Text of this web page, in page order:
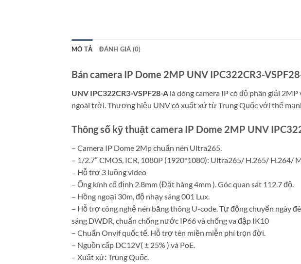
MÔ TẢ ĐÁNH GIÁ (0)
Bán camera IP Dome 2MP UNV IPC322CR3-
UNV IPC322CR3-VSPF28-A là dòng camera IP có độ phân giải
ngoài trời. Thương hiệu UNV có xuất xứ từ Trung Quốc với thế
Thông số kỹ thuật camera IP Dome 2MP UNV
– Camera IP Dome 2Mp chuẩn nén Ultra265.
– 1/2.7″ CMOS, ICR, 1080P (1920*1080): Ultra265/ H.265/ H.264/
– Hỗ trợ 3 luồng video
– Ống kính cố định 2.8mm (Đặt hàng 4mm ). Góc quan sát 112.7 độ.
– Hồng ngoại 30m, độ nhạy sáng 001 Lux.
– Hỗ trợ công nghệ nén băng thông U-code. Tự động chuyển ngày
sáng DWDR, chuẩn chống nước IP66 và chống va đập IK10
– Chuẩn Onvif quốc tế. Hỗ trợ tên miền miễn phí trọn đời.
– Nguồn cấp DC12V( ± 25% ) và PoE.
– Xuất xứ: Trung Quốc.